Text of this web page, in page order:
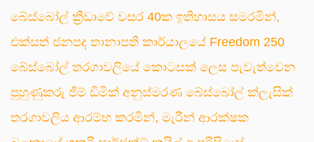
බේස්බෝල් ක්‍රීඩාවේ වසර 40ක ඉතිහාසය සමරමින්,
එක්සත් ජනපද තානාපති කාර්යාලයේ Freedom 250
බේස්බෝල් තරගාවලියේ කොටසක් ලෙස පැවැත්වෙන
පුහුණුකරු ජිම් ඩිමික් අනුස්මරණ බේස්බෝල් ක්ලැසික්
තරගාවලිය ආරම්භ කරමින්, මැරීන් ආරක්ෂක